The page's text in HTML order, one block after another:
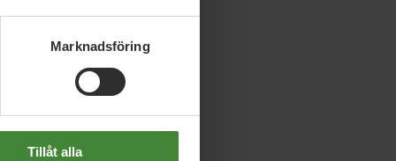
Marknadsföring
Tillåt alla